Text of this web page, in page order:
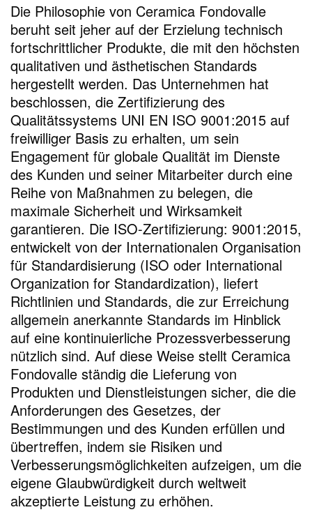
Die Philosophie von Ceramica Fondovalle
beruht seit jeher auf der Erzielung technisch
fortschrittlicher Produkte, die mit den höchsten
qualitativen und ästhetischen Standards
hergestellt werden. Das Unternehmen hat
beschlossen, die Zertifizierung des
Qualitätssystems UNI EN ISO 9001:2015 auf
freiwilliger Basis zu erhalten, um sein
Engagement für globale Qualität im Dienste
des Kunden und seiner Mitarbeiter durch eine
Reihe von Maßnahmen zu belegen, die
maximale Sicherheit und Wirksamkeit
garantieren. Die ISO-Zertifizierung: 9001:2015,
entwickelt von der Internationalen Organisation
für Standardisierung (ISO oder International
Organization for Standardization), liefert
Richtlinien und Standards, die zur Erreichung
allgemein anerkannte Standards im Hinblick
auf eine kontinuierliche Prozessverbesserung
nützlich sind. Auf diese Weise stellt Ceramica
Fondovalle ständig die Lieferung von
Produkten und Dienstleistungen sicher, die die
Anforderungen des Gesetzes, der
Bestimmungen und des Kunden erfüllen und
übertreffen, indem sie Risiken und
Verbesserungsmöglichkeiten aufzeigen, um die
eigene Glaubwürdigkeit durch weltweit
akzeptierte Leistung zu erhöhen.